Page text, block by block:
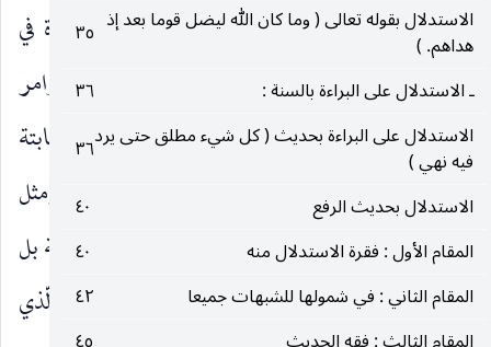
الاستدلال بقوله تعالى ( وما كان الله ليضل قوما بعد إذ
هداهم. )
٣٥
ـ الاستدلال على البراءة بالسنة :
٣٦
الاستدلال على البراءة بحديث ( كل شيء مطلق حتى يرد
فيه نهي )
٣٦
الاستدلال بحديث الرفع
٤٠
المقام الأول : فقرة الاستدلال منه
٤٠
المقام الثاني : في شمولها للشبهات جميعا
٤٢
وثانيا ـلو سلم ان المجاهدة هنا بمعنى المجاهدة في
الطاعة ، فسوف تكون هذه الآية على حد سائر الأوامر
بإطاعة الله وعدم معصيته شاملة لموارد الطاعات الثابتة
والمتنجزة بالعلم أو بغيره بل تشمل حتى المستحبات ومثل
هذه الأوامر كما قلنا لا تكون أوامر تأسيسية مولوية بل
إرشادية فلا يمكن ان نثبت بها إيجاب الاحتياط شرعا الّذي